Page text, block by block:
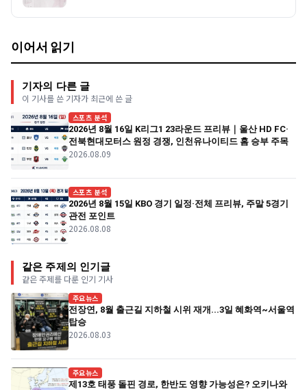
이어서 읽기
기자의 다른 글
이 기사를 쓴 기자가 최근에 쓴 글
스포츠 분석
2026년 8월 16일 K리그1 23라운드 프리뷰｜울산 HD FC·
전북현대모터스 원정 경쟁, 인천유나이티드 홈 승부 주목
2026.08.09
스포츠 분석
2026년 8월 15일 KBO 경기 일정·전체 프리뷰, 주말 5경기
관전 포인트
2026.08.08
같은 주제의 인기글
같은 주제를 다룬 인기 기사
주요뉴스
전장연, 8월 출근길 지하철 시위 재개...3일 혜화역~서울역
탑승
2026.08.03
주요뉴스
제13호 태풍 돌핀 경로, 한반도 영향 가능성은? 오키나와